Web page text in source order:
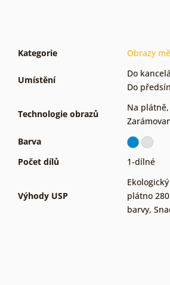
Kategorie Obrazy
Umístění
Do
Do
Technologie obrazů
Na plátně,
Barva
Počet dílů
1-dílné
Výhody USP
plátno
barvy,